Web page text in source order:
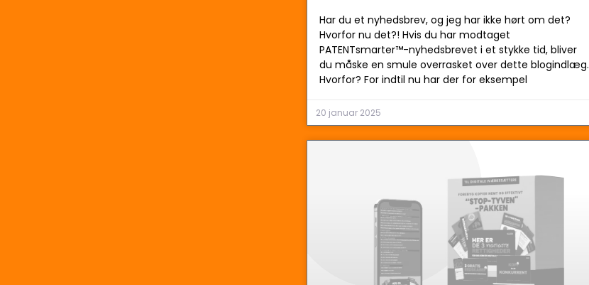
Har du et nyhedsbrev, og jeg har ikke hørt om det?
Hvorfor nu det?! Hvis du har modtaget
PATENTsmarter™-nyhedsbrevet i et stykke tid, bliver
du måske en smule overrasket over dette blogindlæg.
Hvorfor? For indtil nu har der for eksempel
20 januar 2025